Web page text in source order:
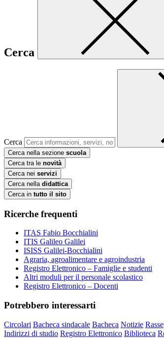
Cerca
Cerca
Cerca nella sezione scuola
Cerca tra le novità
Cerca nei servizi
Cerca nella didattica
Cerca in tutto il sito
Ricerche frequenti
ITAS Fabio Bocchialini
ITIS Galileo Galilei
ISISS Galilei-Bocchialini
Agraria, agroalimentare e agroindustria
Registro Elettronico – Famiglie e studenti
Altri moduli per il personale scolastico
Registro Elettronico – Docenti
Potrebbero interessarti
Circolari Bacheca sindacale Bacheca Notizie
Indirizzi di studio Registro Elettronico Biblioteca